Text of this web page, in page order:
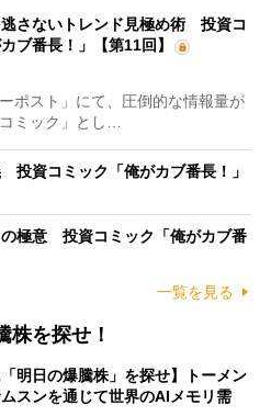
逃さないトレンド見極め術 投資コ
ブ番長！」【第11回】
ポスト」にて、圧倒的な情報量が
ミック」とし…
投資コミック「俺がカブ番長！」
極意 投資コミック「俺がカブ番
一覧を見る
株を探せ！
「明日の爆騰株」を探せ】トーメン
スンを通じて世界のAIメモリ需